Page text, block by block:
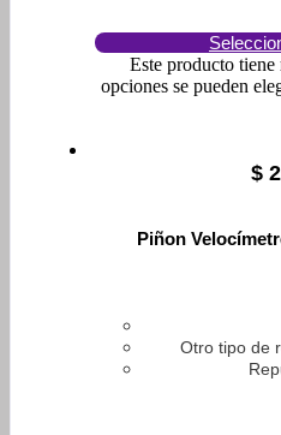
Este producto
opciones se pueden
$
Piñon
Otro tipo de